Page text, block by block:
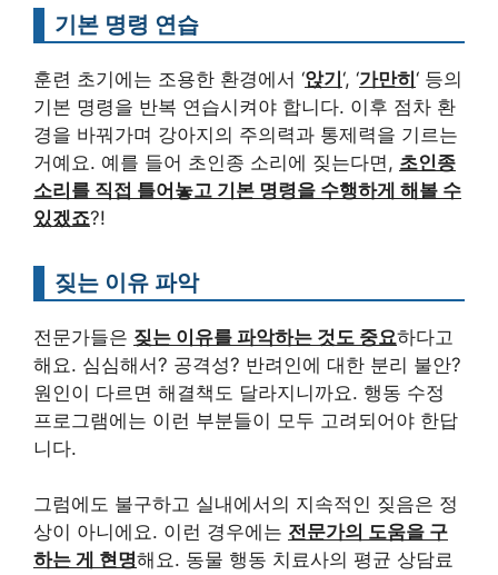
기본 명령 연습
훈련 초기에는 조용한 환경에서 ‘앉기‘, ‘가만히‘ 등의
기본 명령을 반복 연습시켜야 합니다. 이후 점차 환
경을 바꿔가며 강아지의 주의력과 통제력을 기르는
거예요. 예를 들어 초인종 소리에 짖는다면, 초인종
소리를 직접 틀어놓고 기본 명령을 수행하게 해볼 수
있겠죠?!
짖는 이유 파악
전문가들은 짖는 이유를 파악하는 것도 중요하다고
해요. 심심해서? 공격성? 반려인에 대한 분리 불안?
원인이 다르면 해결책도 달라지니까요. 행동 수정
프로그램에는 이런 부분들이 모두 고려되어야 한답
니다.
그럼에도 불구하고 실내에서의 지속적인 짖음은 정
상이 아니에요. 이런 경우에는 전문가의 도움을 구
하는 게 현명해요. 동물 행동 치료사의 평균 상담료